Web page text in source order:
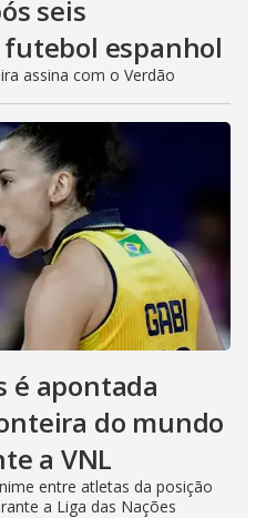
seis
espanhol
assina com o Verdão
é apontada
do mundo
a VNL
entre atletas da posição
a Liga das Nações